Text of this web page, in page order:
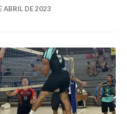
ABRIL DE 2023